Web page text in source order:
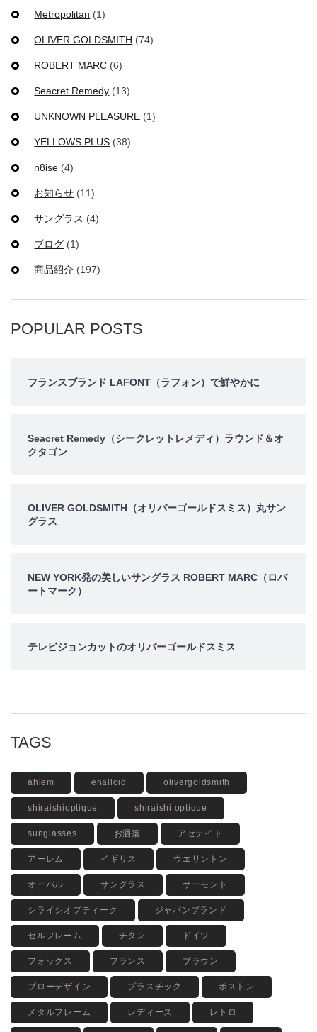
Metropolitan (1)
OLIVER GOLDSMITH (74)
ROBERT MARC (6)
Seacret Remedy (13)
UNKNOWN PLEASURE (1)
YELLOWS PLUS (38)
n8ise (4)
お知らせ (11)
サングラス (4)
ブログ (1)
商品紹介 (197)
POPULAR POSTS
フランスブランド LAFONT（ラフォン）で鮮やかに
Seacret Remedy（シークレットレメディ）ラウンド＆オ
クタゴン
OLIVER GOLDSMITH（オリバーゴールドスミス）丸サン
グラス
NEW YORK発の美しいサングラス ROBERT MARC（ロバ
ートマーク）
テレビジョンカットのオリバーゴールドスミス
TAGS
ahlem enalloid olivergoldsmith
shiraishioptique shiraishi optique
sunglasses お洒落 アセテイト
アーレム イギリス ウエリントン
オーバル サングラス サーモント
シライシオプティーク ジャパンブランド
セルフレーム チタン ドイツ
フォックス フランス ブラウン
ブローデザイン プラスチック ボストン
メタルフレーム レディース レトロ